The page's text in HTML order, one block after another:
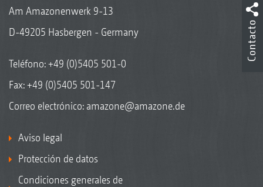
Am Amazonenwerk 9-13
D-49205 Hasbergen - Germany
Teléfono:+49 (0)5405 501-0
Fax: +49 (0)5405 501-147
Correo electrónico: amazone@amazone.de
Aviso legal
Protección de datos
Condiciones generales de
Contacto